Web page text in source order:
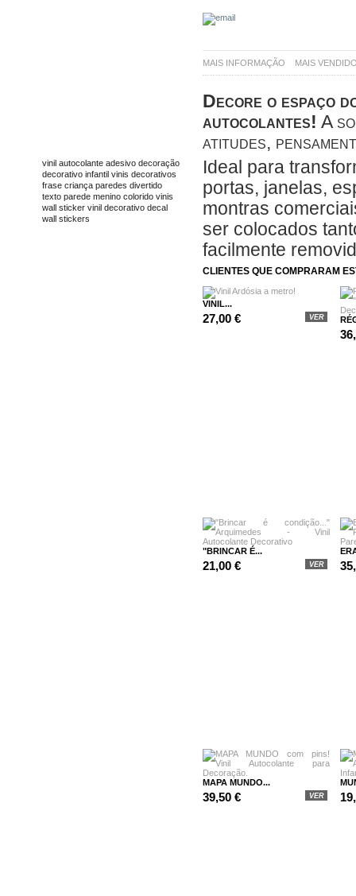
MAIS INFORMAÇÃO MAIS
Decore o espaço
autocolantes! A
atitudes,
Ideal para
portas, janelas,
montras
ser colocados
facilmente
CLIENTES QUE COMPRARAM
VINIL...
27,00 € VER
"BRINCAR É...
21,00 € VER
MAPA MUNDO...
39,50 € VER
vinil autocolante adesivo decoração
decorativo infantil vinis decorativos
frase criança paredes divertido
texto parede menino colorido vinis
wall sticker vinil decorativo decal
wall stickers